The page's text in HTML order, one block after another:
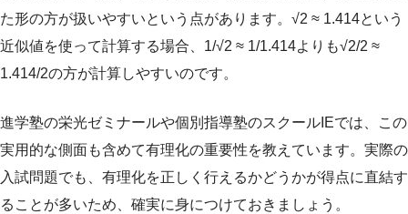
た形の方が扱いやすいという点があります。√2 ≈ 1.414という
近似値を使って計算する場合、1/√2 ≈ 1/1.414よりも√2/2 ≈
1.414/2の方が計算しやすいのです。
進学塾の栄光ゼミナールや個別指導塾のスクールIEでは、この
実用的な側面も含めて有理化の重要性を教えています。実際の
入試問題でも、有理化を正しく行えるかどうかが得点に直結す
ることが多いため、確実に身につけておきましょう。